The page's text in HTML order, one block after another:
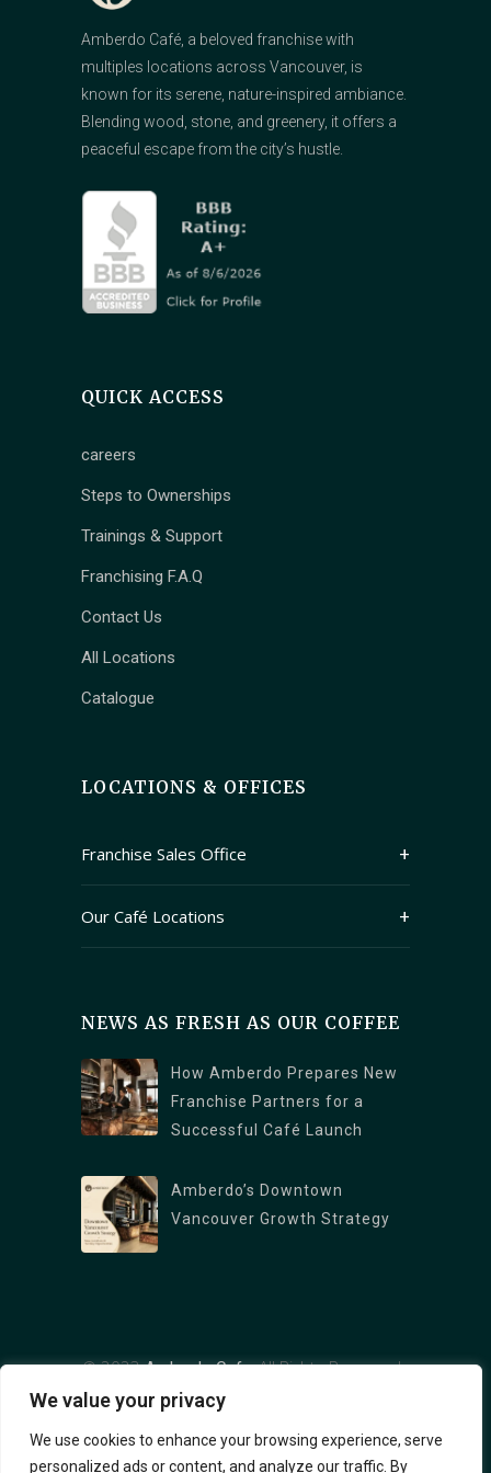
We value your privacy
We use cookies to enhance your browsing experience, serve
personalized ads or content, and analyze our traffic. By
Amberdo Café, a beloved franchise with
multiples locations across Vancouver, is
known for its serene, nature-inspired ambiance.
Blending wood, stone, and greenery, it offers a
peaceful escape from the city’s hustle.
QUICK ACCESS
careers
Steps to Ownerships
Trainings & Support
Franchising F.A.Q
Contact Us
All Locations
Catalogue
LOCATIONS & OFFICES
Franchise Sales Office
Vancouver, British Columbia V6C 1T2
Our Café Locations
North Vancouver Branch: 1089 Roosevelt
Crescent, North Vancouver, BC V7P 1M4
Burrard Branch : 1306 Burrard St., Vancouver,
BC V6Z 2B8
West Georgia : 1328 W Georgia St,
Vancouver, BC V6E 4R9
NEWS AS FRESH AS OUR COFFEE
How Amberdo Prepares New
Franchise Partners for a
Successful Café Launch
Amberdo’s Downtown
Vancouver Growth Strategy
© 2023Amberdo Cafe, All Rights Reserved